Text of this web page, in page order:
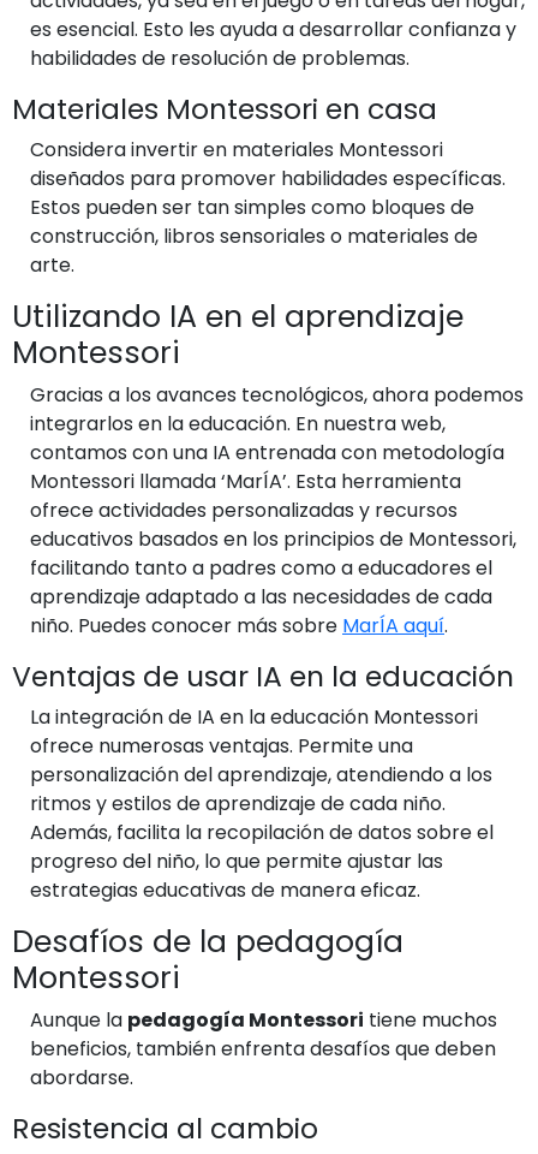
es esencial. Esto les ayuda a desarrollar confianza y
habilidades de resolución de problemas.
Materiales Montessori en casa
Considera invertir en materiales Montessori
diseñados para promover habilidades específicas.
Estos pueden ser tan simples como bloques de
construcción, libros sensoriales o materiales de
arte.
Utilizando IA en el aprendizaje
Montessori
Gracias a los avances tecnológicos, ahora podemos
integrarlos en la educación. En nuestra web,
contamos con una IA entrenada con metodología
Montessori llamada ‘MarÍA’. Esta herramienta
ofrece actividades personalizadas y recursos
educativos basados en los principios de Montessori,
facilitando tanto a padres como a educadores el
aprendizaje adaptado a las necesidades de cada
niño. Puedes conocer más sobre MarÍA aquí.
Ventajas de usar IA en la educación
La integración de IA en la educación Montessori
ofrece numerosas ventajas. Permite una
personalización del aprendizaje, atendiendo a los
ritmos y estilos de aprendizaje de cada niño.
Además, facilita la recopilación de datos sobre el
progreso del niño, lo que permite ajustar las
estrategias educativas de manera eficaz.
Desafíos de la pedagogía
Montessori
Aunque la pedagogía Montessori tiene muchos
beneficios, también enfrenta desafíos que deben
abordarse.
Resistencia al cambio